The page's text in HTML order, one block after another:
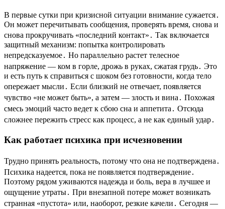
В первые сутки при кризисной ситуации внимание сужается․
Он может перечитывать сообщения, проверять время, снова и
снова прокручивать «последний контакт»․ Так включается
защитный механизм: попытка контролировать
непредсказуемое․ Но параллельно растет телесное
напряжение — ком в горле, дрожь в руках, сжатая грудь․ Это
и есть путь к справиться с шоком без готовности, когда тело
опережает мысли․ Если близкий не отвечает, появляется
чувство «не может быть», а затем — злость и вина․ Похожая
смесь эмоций часто ведет к сбою сна и аппетита․ Отсюда
сложнее пережить стресс как процесс, а не как единый удар․
Как работает психика при исчезновении
Трудно принять реальность, потому что она не подтверждена․
Психика надеется, пока не появляется подтверждение․
Поэтому рядом уживаются надежда и боль, вера в лучшее и
ощущение утраты․ При внезапной потере может возникать
странная «пустота» или, наоборот, резкие качели․ Сегодня —